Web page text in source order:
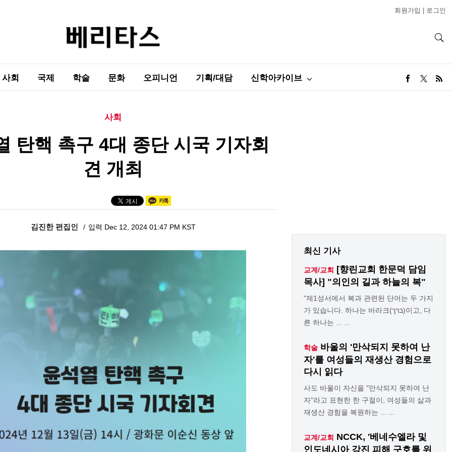
회원가입 로그인
사회 국제 학술 문화 오피니언 기획/대담 신학아카이브
사회
탄핵 촉구 4대 종단 시국 기자회
견 개최
김진한 편집인 입력 Dec 12, 2024 01:47 PM KST
최신 기사
교계/교회
[향린교회 한문덕 담임
목사] "의인의 길과 하늘의 복"
"제1성서에서 복과 관련된 단어는 두 가지
가 있습니다. 하나는 바라크(ברך)이고, 다
른 하나는 ... ...
학술 바울의 '만삭되지 못하여 난
자'를 여성들의 재생산 경험으로
다시 읽다
사도 바울이 자신을 "만삭되지 못하여 난
자"라고 표현한 한 구절이, 여성들의 삶과
재생산 경험을 복원하는 ... ...
교계/교회 NCCK, '베네수엘라 및
인도네시아 강진 피해 구호를 위